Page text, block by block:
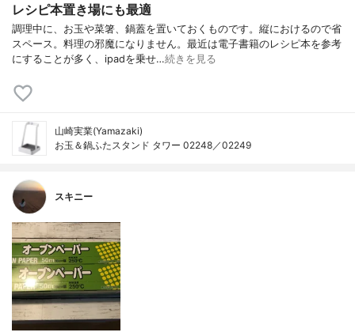
レシピ本置き場にも最適
調理中に、お玉や菜箸、鍋蓋を置いておくものです。縦におけるので省
スペース。料理の邪魔になりません。最近は電子書籍のレシピ本を参考
にすることが多く、ipadを乗せ…続きを見る
山崎実業(Yamazaki)
お玉＆鍋ふたスタンド タワー 02248／02249
スキニー